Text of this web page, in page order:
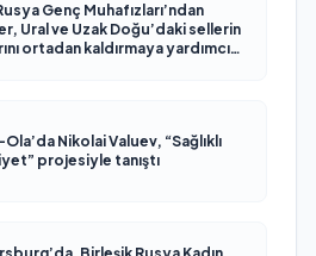
Genç Muhafızları’ndan
Ural ve Uzak Doğu’daki sellerin
ortadan kaldırmaya yardımcı
Nikolai Valuev, “Sağlıklı
projesiyle tanıştı